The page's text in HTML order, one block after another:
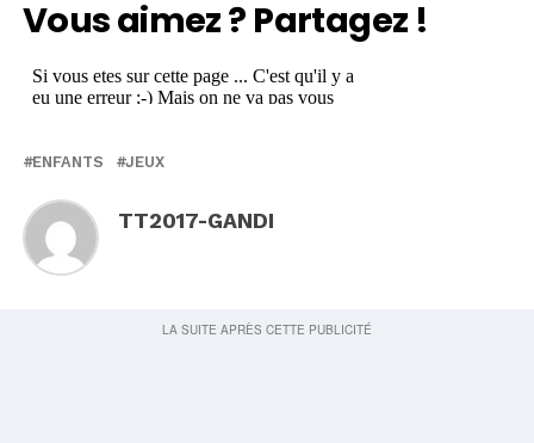
Vous aimez ? Partagez !
ENFANTS JEUX
TT2017-GANDI